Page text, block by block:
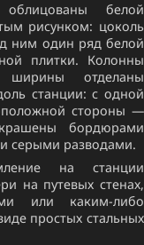
белой
рисунком: цоколь
ним один ряд белой
плитки. Колонны
ширины отделаны
станции: с одной
стороны —
бордюрами
серыми разводами.
на станции
на путевых стенах,
или каким-либо
простых стальных